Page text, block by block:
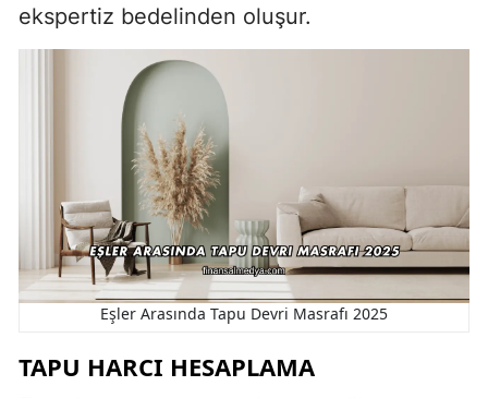
ekspertiz bedelinden oluşur.
Eşler Arasında Tapu Devri Masrafı 2025
TAPU HARCI HESAPLAMA